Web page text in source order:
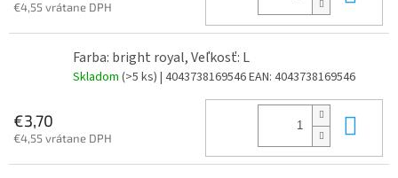
€4,55 vrátane DPH
Farba: bright royal, Veľkosť: L
Skladom (>5 ks) | 4043738169546EAN: 4043738169546
€3,70
€4,55 vrátane DPH